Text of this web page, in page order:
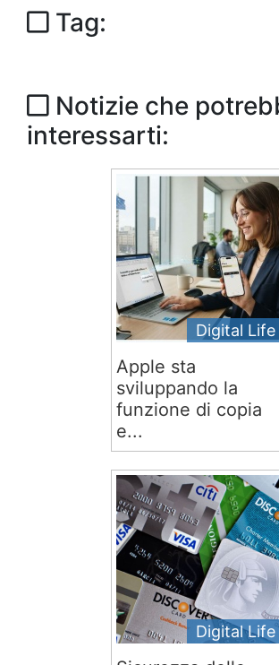
Tag:
Notizie che
interessarti:
Digital Life
Apple sta
sviluppando la
funzione di copia
e...
Digital Life